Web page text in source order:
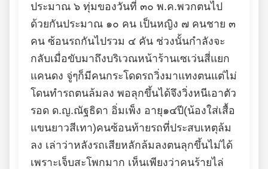
ประมาณ ๖ ทุ่มของวันที่ ๓๐ พ.ค.พวกตนไป
ด้วยกันประมาณ ๑๐ คน เป็นหญิง ๗ คนชาย ๓
คน ซ้อนรถกันไปรวม ๔ คัน ช่วงนั้นกำลังจะ
กลับเมื่อขับมาถึงบริเวณหน้าร้านเซเว่นสี่แยก
แคนดง จู่ๆก็มีคนกระโดดรถวิ่งมาแทงตนแต่ไม่
โดนทำรถตนล้มลง พอลุกขึ้นได้จึงวิ่งหนีเอาตัว
รอด ด.ญ.ณัฐธิดา อิ่มเพ็ง อายุ๑๔ปี(น้องใส่เสื้อ
แขนยาวสีเทา)คนซ้อนท้ายรถที่ประสบเหตุล้ม
ลง เล่าว่าหลังรถเสียหลักล้มลงตนลุกขึ้นไม่ได้
เพราะเจ็บสะโพกมาก เห็นเพียงว่าคนร้ายไล่